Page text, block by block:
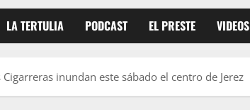
LA TERTULIA PODCAST EL PRESTE VIDEOS
Cigarreras inundan este sábado el centro de Jerez